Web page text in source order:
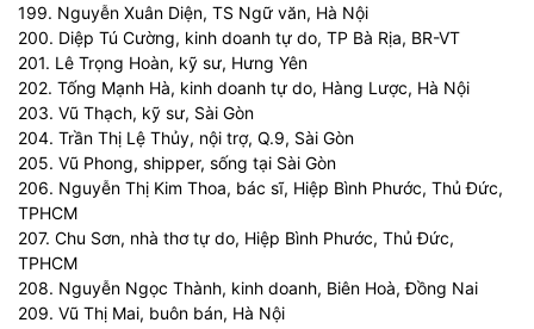
199. Nguyễn Xuân Diện, TS Ngữ văn, Hà Nội
200. Diệp Tú Cường, kinh doanh tự do, TP Bà Rịa, BR-VT
201. Lê Trọng Hoàn, kỹ sư, Hưng Yên
202. Tống Mạnh Hà, kinh doanh tự do, Hàng Lược, Hà Nội
203. Vũ Thạch, kỹ sư, Sài Gòn
204. Trần Thị Lệ Thủy, nội trợ, Q.9, Sài Gòn
205. Vũ Phong, shipper, sống tại Sài Gòn
206. Nguyễn Thị Kim Thoa, bác sĩ, Hiệp Bình Phước, Thủ Đức,
TPHCM
207. Chu Sơn, nhà thơ tự do, Hiệp Bình Phước, Thủ Đức,
TPHCM
208. Nguyễn Ngọc Thành, kinh doanh, Biên Hoà, Đồng Nai
209. Vũ Thị Mai, buôn bán, Hà Nội